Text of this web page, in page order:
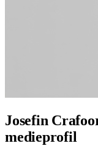
Josefin
medieprofil